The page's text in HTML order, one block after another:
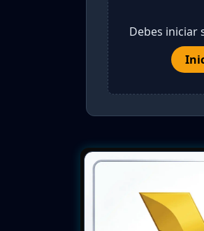
Debes iniciar